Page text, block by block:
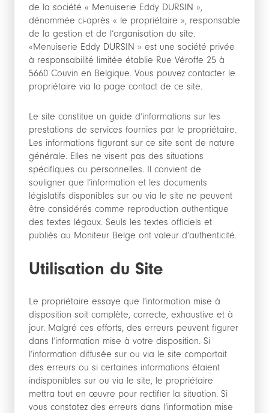
de la société « Menuiserie Eddy DURSIN »,
dénommée ci-après « le propriétaire », responsable
de la gestion et de l’organisation du site.
«Menuiserie Eddy DURSIN » est une société privée
à responsabilité limitée établie Rue Véroffe 25 à
5660 Couvin en Belgique. Vous pouvez contacter le
propriétaire via la page contact de ce site.
Le site constitue un guide d’informations sur les
prestations de services fournies par le propriétaire.
Les informations figurant sur ce site sont de nature
générale. Elles ne visent pas des situations
spécifiques ou personnelles. Il convient de
souligner que l’information et les documents
législatifs disponibles sur ou via le site ne peuvent
être considérés comme reproduction authentique
des textes légaux. Seuls les textes officiels et
publiés au Moniteur Belge ont valeur d’authenticité.
Utilisation du Site
Le propriétaire essaye que l’information mise à
disposition soit complète, correcte, exhaustive et à
jour. Malgré ces efforts, des erreurs peuvent figurer
dans l’information mise à votre disposition. Si
l’information diffusée sur ou via le site comportait
des erreurs ou si certaines informations étaient
indisponibles sur ou via le site, le propriétaire
mettra tout en œuvre pour rectifier la situation. Si
vous constatez des erreurs dans l’information mise